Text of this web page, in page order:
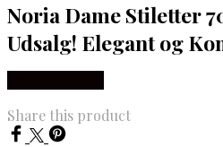
Noria Dame Stiletter
Udsalg! Elegant og
Share this product